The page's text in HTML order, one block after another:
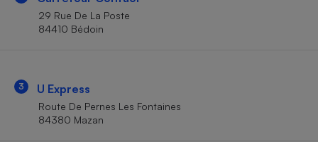
29 Rue De La Poste
84410 Bédoin
3 U Express
Route De Pernes Les Fontaines
84380 Mazan